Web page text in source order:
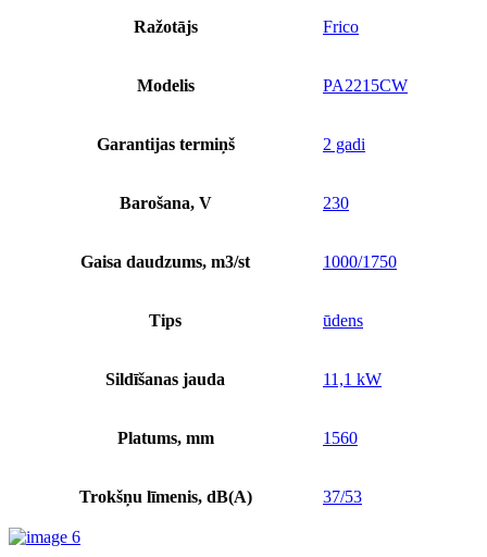
Ražotājs Frico
Modelis PA2215CW
Garantijas termiņš 2 gadi
Barošana, V 230
Gaisa daudzums, m3/st 1000/1750
Tips ūdens
Sildīšanas jauda 11,1 kW
Platums, mm 1560
Trokšņu līmenis, dB(A) 37/53